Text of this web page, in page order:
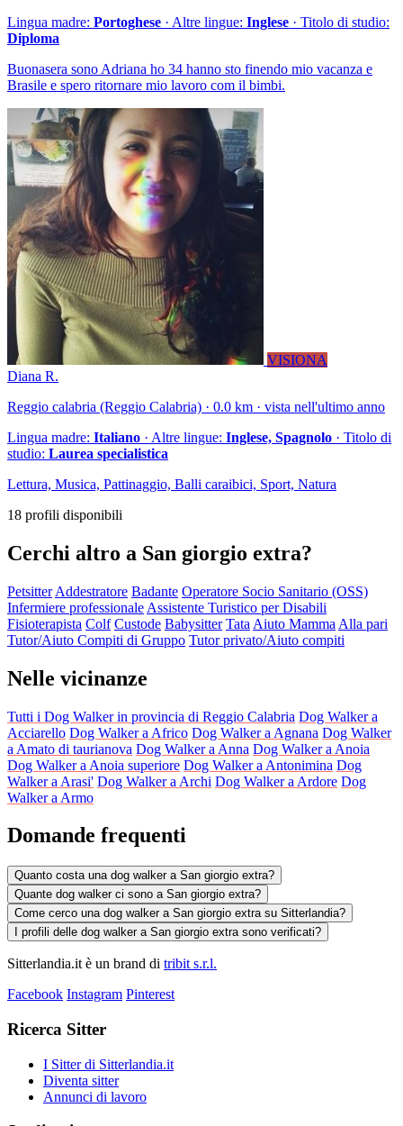
Lingua madre: Portoghese · Altre lingue: Inglese · Titolo di studio:
Diploma
Buonasera sono Adriana ho 34 hanno sto finendo mio vacanza e
Brasile e spero ritornare mio lavoro com il bimbi.
VISIONA
Diana R.
Reggio calabria (Reggio Calabria) · 0.0 km · vista nell'ultimo anno
Lingua madre: Italiano · Altre lingue: Inglese, Spagnolo · Titolo di
studio: Laurea specialistica
Lettura, Musica, Pattinaggio, Balli caraibici, Sport, Natura
18 profili disponibili
Cerchi altro a San giorgio extra?
Petsitter Addestratore Badante Operatore Socio Sanitario (OSS)
Infermiere professionale Assistente Turistico per Disabili
Fisioterapista Colf Custode Babysitter Tata Aiuto Mamma Alla pari
Tutor/Aiuto Compiti di Gruppo Tutor privato/Aiuto compiti
Nelle vicinanze
Tutti i Dog Walker in provincia di Reggio Calabria Dog Walker a
Acciarello Dog Walker a Africo Dog Walker a Agnana Dog Walker
a Amato di taurianova Dog Walker a Anna Dog Walker a Anoia
Dog Walker a Anoia superiore Dog Walker a Antonimina Dog
Walker a Arasi' Dog Walker a Archi Dog Walker a Ardore Dog
Walker a Armo
Domande frequenti
Quanto costa una dog walker a San giorgio extra?
Quante dog walker ci sono a San giorgio extra?
Come cerco una dog walker a San giorgio extra su Sitterlandia?
I profili delle dog walker a San giorgio extra sono verificati?
Sitterlandia.it è un brand di tribit s.r.l.
Facebook Instagram Pinterest
Ricerca Sitter
I Sitter di Sitterlandia.it
Diventa sitter
Annunci di lavoro